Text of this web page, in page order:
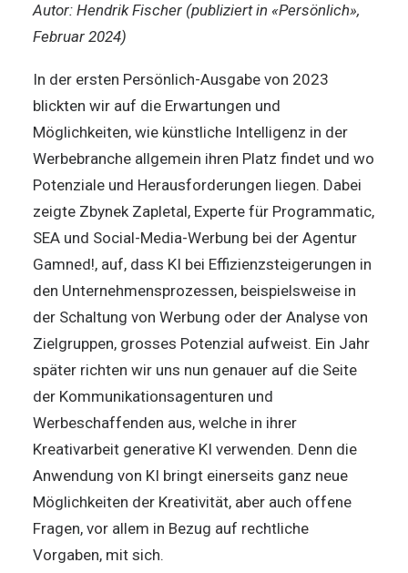
Autor: Hendrik Fischer (publiziert in «Persönlich»,
Februar 2024)
In der ersten Persönlich-Ausgabe von 2023
blickten wir auf die Erwartungen und
Möglichkeiten, wie künstliche Intelligenz in der
Werbebranche allgemein ihren Platz findet und wo
Potenziale und Herausforderungen liegen. Dabei
zeigte Zbynek Zapletal, Experte für Programmatic,
SEA und Social-Media-Werbung bei der Agentur
Gamned!, auf, dass KI bei Effizienzsteigerungen in
den Unternehmensprozessen, beispielsweise in
der Schaltung von Werbung oder der Analyse von
Zielgruppen, grosses Potenzial aufweist. Ein Jahr
später richten wir uns nun genauer auf die Seite
der Kommunikationsagenturen und
Werbeschaffenden aus, welche in ihrer
Kreativarbeit generative KI verwenden. Denn die
Anwendung von KI bringt einerseits ganz neue
Möglichkeiten der Kreativität, aber auch offene
Fragen, vor allem in Bezug auf rechtliche
Vorgaben, mit sich.